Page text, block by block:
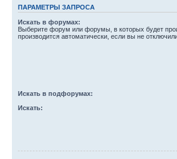
ПАРАМЕТРЫ ЗАПРОСА
Искать в форумах:
Выберите форум или форумы, в которых будет
производится автоматически, если вы не
Искать в подфорумах:
Искать: